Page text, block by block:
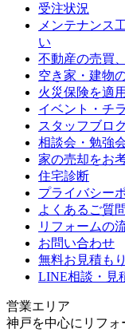
受注状況
メンテナンス
い
不動産の売買
空き家・建物
火災保険を適
イベント・チ
スタッフブロ
相談会・勉強
家の売却をお
住宅診断
プライバシー
よくあるご質問
リフォームの
お問い合わせ
無料お見積もり
LINE相談・見
営業エリア
神戸を中心にリフォ